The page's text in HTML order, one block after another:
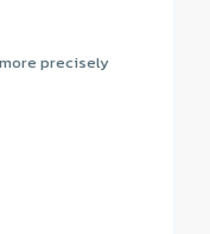
precisely